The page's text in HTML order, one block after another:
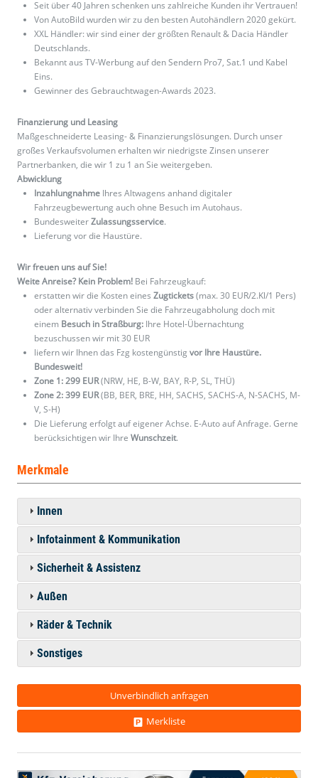
Seit über 40 Jahren schenken uns zahlreiche Kunden ihr Vertrauen!
Von AutoBild wurden wir zu den besten Autohändlern 2020 gekürt.
XXL Händler: wir sind einer der größten Renault & Dacia Händler
Deutschlands.
Bekannt aus TV-Werbung auf den Sendern Pro7, Sat.1 und Kabel
Eins.
Gewinner des Gebrauchtwagen-Awards 2023.
Finanzierung und Leasing
Maßgeschneiderte Leasing- & Finanzierungslösungen. Durch unser
großes Verkaufsvolumen erhalten wir niedrigste Zinsen unserer
Partnerbanken, die wir 1 zu 1 an Sie weitergeben.
Abwicklung
Inzahlungnahme Ihres Altwagens anhand digitaler
Fahrzeugbewertung auch ohne Besuch im Autohaus.
BundesweiterZulassungsservice.
Lieferung vor die Haustüre.
Wir freuen uns auf Sie!
Weite Anreise? Kein Problem! Bei Fahrzeugkauf:
erstatten wir die Kosten eines Zugtickets(max. 30 EUR/2.Kl/1 Pers)
oder alternativ verbinden Sie die Fahrzeugabholung doch mit
einem Besuch in Straßburg: Ihre Hotel-Übernachtung
bezuschussen wir mit 30 EUR
liefern wir Ihnen das Fzg kostengünstig vor Ihre Haustüre.
Bundesweit!
Zone 1: 299 EUR(NRW, HE, B-W, BAY, R-P, SL, THÜ)
Zone 2: 399 EUR(BB, BER, BRE, HH, SACHS, SACHS-A, N-SACHS, M-
V, S-H)
Die Lieferung erfolgt auf eigener Achse. E-Auto auf Anfrage. Gerne
berücksichtigen wir Ihre Wunschzeit.
Merkmale
Innen
Infotainment & Kommunikation
Sicherheit & Assistenz
Außen
Räder & Technik
Sonstiges
Unverbindlich anfragen
Merkliste